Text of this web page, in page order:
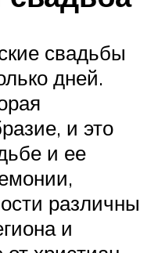
свадьбы
дней.
и это
и ее
различны
и